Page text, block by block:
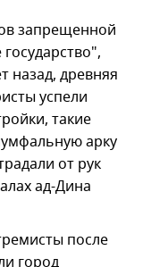
запрещенной
назад, древняя
успели
такие
арку
от рук
ад-Дина
после
город